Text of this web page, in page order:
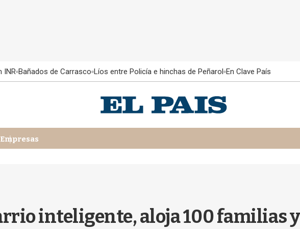
INR Bañados de Carrasco Líos entre Policía e hinchas de Peñarol En Clave País
Empresas
inteligente, aloja 100 familias